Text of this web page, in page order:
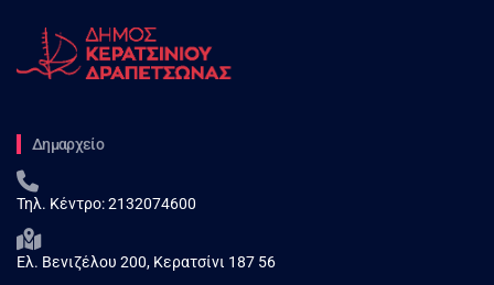
Δημαρχείο
Τηλ. Κέντρο:2132074600
Ελ. Βενιζέλου 200, Κερατσίνι 187 56